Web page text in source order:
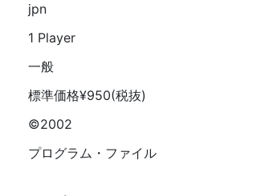
jpn
1 Player
一般
標準価格¥950(税抜)
©2002
プログラム・ファイル